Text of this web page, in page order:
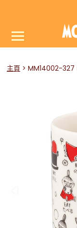
主頁 MM14002-327